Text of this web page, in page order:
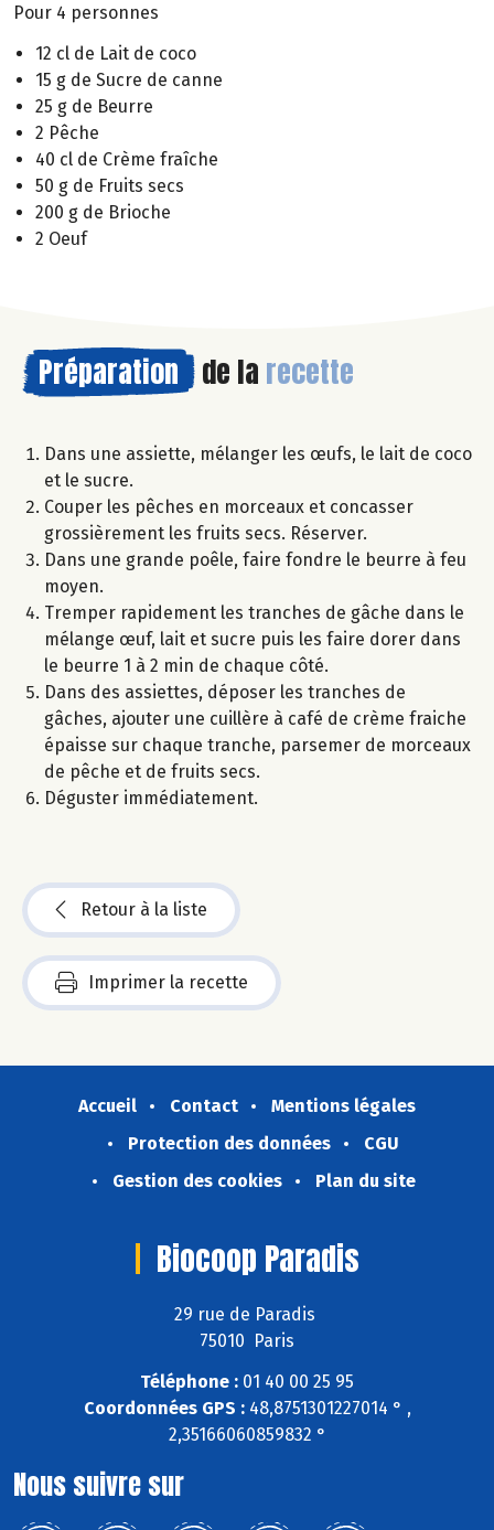
Pour 4 personnes
12 cl de Lait de coco
15 g de Sucre de canne
25 g de Beurre
2 Pêche
40 cl de Crème fraîche
50 g de Fruits secs
200 g de Brioche
2 Oeuf
Préparation de la recette
Dans une assiette, mélanger les œufs, le lait de coco
et le sucre.
Couper les pêches en morceaux et concasser
grossièrement les fruits secs. Réserver.
Dans une grande poêle, faire fondre le beurre à feu
moyen.
Tremper rapidement les tranches de gâche dans le
mélange œuf, lait et sucre puis les faire dorer dans
le beurre 1 à 2 min de chaque côté.
Dans des assiettes, déposer les tranches de
gâches, ajouter une cuillère à café de crème fraiche
épaisse sur chaque tranche, parsemer de morceaux
de pêche et de fruits secs.
Déguster immédiatement.
Retour à la liste
Imprimer la recette
Accueil Contact
Mentions légales
Protection des données
CGU
Gestion des cookies
Plan du site
Biocoop Paradis
29 rue de Paradis
75010 Paris
Téléphone : 01 40 00 25 95
Coordonnées GPS :48,8751301227014 ° ,
2,35166060859832 °
Nous suivre sur